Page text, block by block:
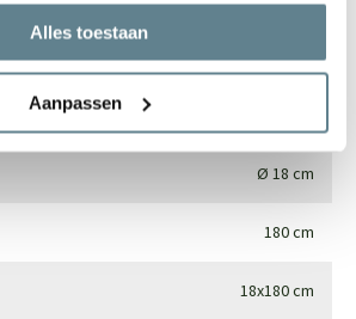
Alles toestaan
Aanpassen
Interieur
Ø 18 cm
180 cm
18x180 cm